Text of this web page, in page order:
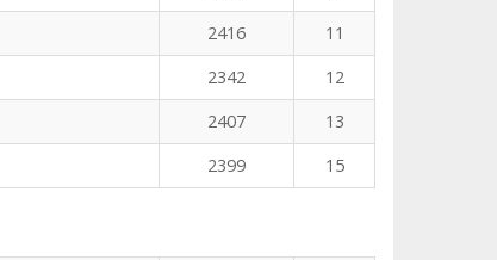
2416
11
2342
12
2407
13
2399 15